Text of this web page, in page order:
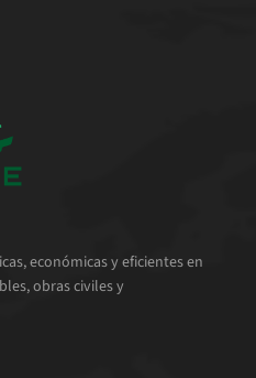
económicas y eficientes en
obras civiles y